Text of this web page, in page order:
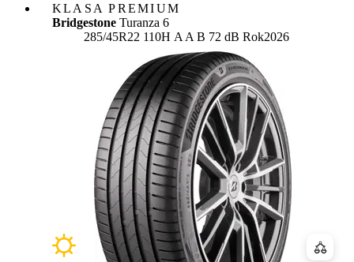
KLASA PREMIUM
Bridgestone Turanza 6
285/45R22 110H Etykieta:
A A B 72 dB Rok2026